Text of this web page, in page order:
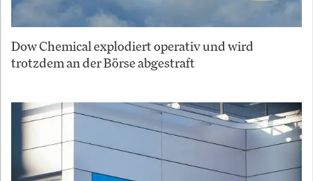
Dow Chemical explodiert operativ und wird
trotzdem an der Börse abgestraft